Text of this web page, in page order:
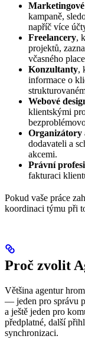
kampaně,
napříč více
Freelancery,
projektů,
včasného
Konzultanty,
informace o
Webové
klientskými
Organizátory
dodavateli a
akcemi.
Právní
fakturaci
Pokud vaše práce
koordinaci týmu při
Proč zvolit
Většina agentur
— jeden pro správu
a ještě jeden pro
předplatné, další
synchronizaci.